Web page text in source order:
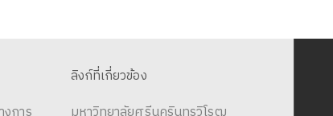
ลิงก์ที่เกี่ยวข้อง